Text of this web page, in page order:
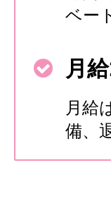
ベー
月
月給
備、